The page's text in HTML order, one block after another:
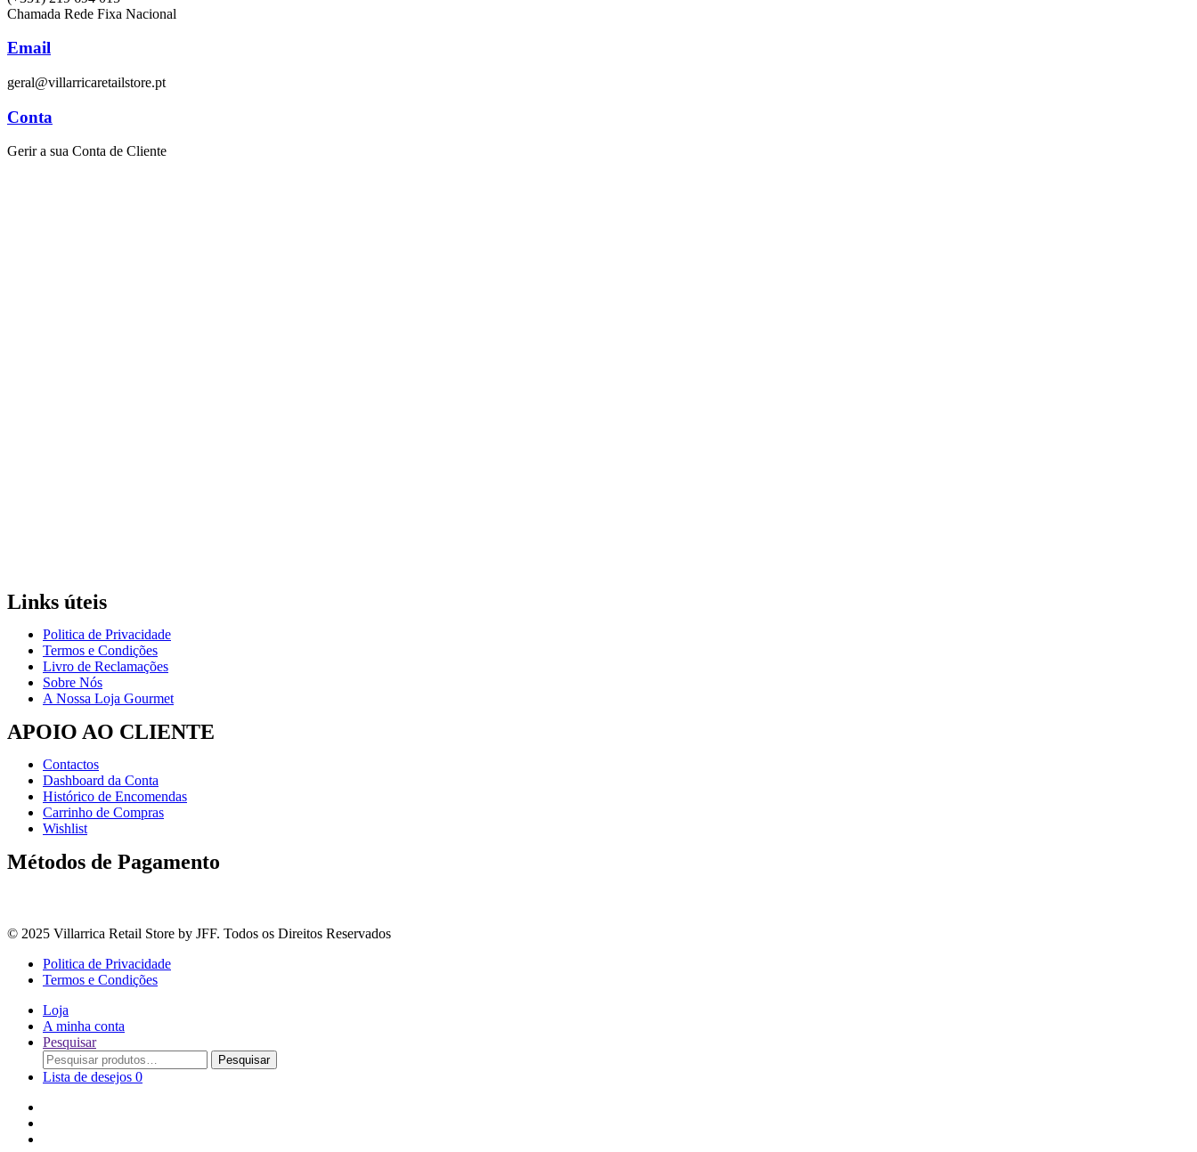
Chamada Rede Fixa Nacional
Email
geral@villarricaretailstore.pt
Conta
Gerir a sua Conta de Cliente
Links úteis
Politica de Privacidade
Termos e Condições
Livro de Reclamações
Sobre Nós
A Nossa Loja Gourmet
APOIO AO CLIENTE
Contactos
Dashboard da Conta
Histórico de Encomendas
Carrinho de Compras
Wishlist
Métodos de Pagamento
© 2025 Villarrica Retail Store by JFF. Todos os Direitos Reservados
Politica de Privacidade
Termos e Condições
Loja
A minha conta
Pesquisar
Procurar
por:
Pesquisar
Lista de desejos 0